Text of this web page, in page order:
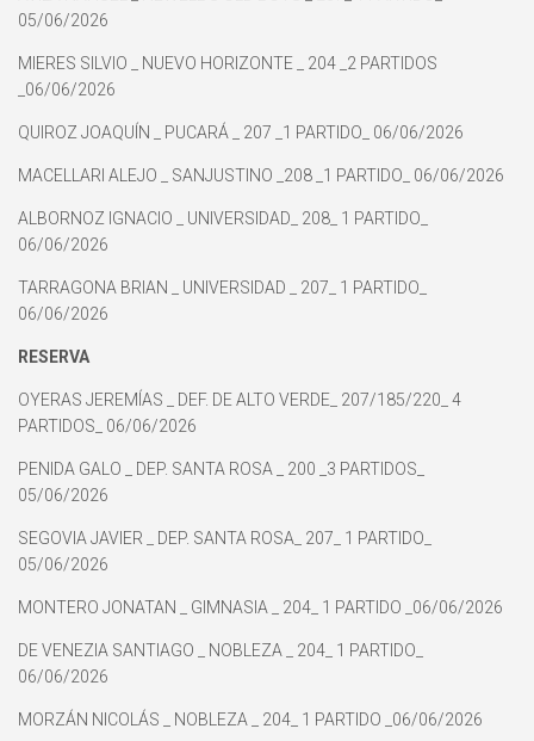
05/06/2026
MIERES SILVIO _ NUEVO HORIZONTE _ 204 _2 PARTIDOS
_06/06/2026
QUIROZ JOAQUÍN _ PUCARÁ _ 207 _1 PARTIDO_ 06/06/2026
MACELLARI ALEJO _ SANJUSTINO _208 _1 PARTIDO_ 06/06/2026
ALBORNOZ IGNACIO _ UNIVERSIDAD_ 208_ 1 PARTIDO_
06/06/2026
TARRAGONA BRIAN _ UNIVERSIDAD _ 207_ 1 PARTIDO_
06/06/2026
RESERVA
OYERAS JEREMÍAS _ DEF. DE ALTO VERDE_ 207/185/220_ 4
PARTIDOS_ 06/06/2026
PENIDA GALO _ DEP. SANTA ROSA _ 200 _3 PARTIDOS_
05/06/2026
SEGOVIA JAVIER _ DEP. SANTA ROSA_ 207_ 1 PARTIDO_
05/06/2026
MONTERO JONATAN _ GIMNASIA _ 204_ 1 PARTIDO _06/06/2026
DE VENEZIA SANTIAGO _ NOBLEZA _ 204_ 1 PARTIDO_
06/06/2026
MORZÁN NICOLÁS _ NOBLEZA _ 204_ 1 PARTIDO _06/06/2026